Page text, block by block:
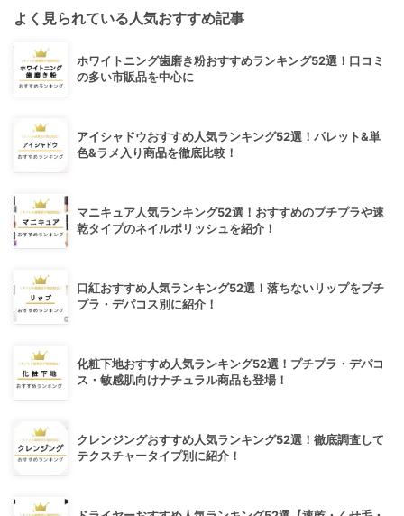
よく見られている人気おすすめ記事
ホワイトニング歯磨き粉おすすめランキング52選！口コミ
の多い市販品を中心に
アイシャドウおすすめ人気ランキング52選！パレット&単
色&ラメ入り商品を徹底比較！
マニキュア人気ランキング52選！おすすめのプチプラや速
乾タイプのネイルポリッシュを紹介！
口紅おすすめ人気ランキング52選！落ちないリップをプチ
プラ・デパコス別に紹介！
化粧下地おすすめ人気ランキング52選！プチプラ・デパコ
ス・敏感肌向けナチュラル商品も登場！
クレンジングおすすめ人気ランキング52選！徹底調査して
テクスチャータイプ別に紹介！